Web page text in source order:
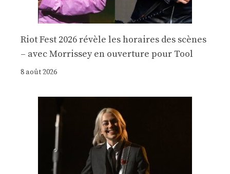
Riot Fest 2026 révèle les horaires des scènes
– avec Morrissey en ouverture pour Tool
8 août 2026